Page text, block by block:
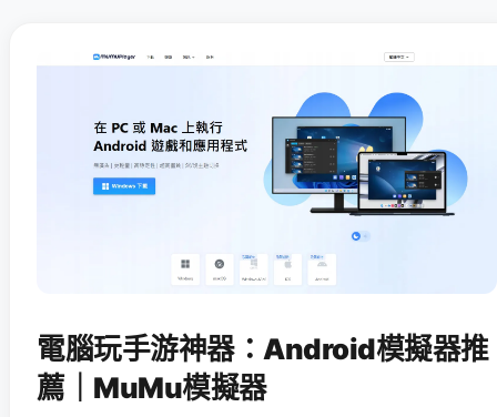
電腦玩手游神器：Android模擬器推
薦｜MuMu模擬器